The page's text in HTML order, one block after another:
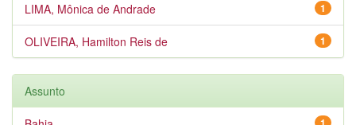
1
LIMA, Mônica de Andrade
1
OLIVEIRA, Hamilton Reis de
Assunto